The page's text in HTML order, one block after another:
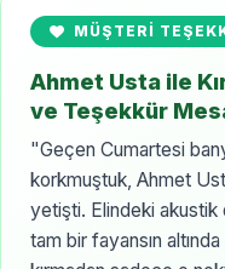
MÜŞTERI
Ahmet Usta ile
ve Teşekkür
"Geçen Cumartesi
korkmuştuk, Ahmet
yetişti. Elindeki akustik
tam bir fayansın